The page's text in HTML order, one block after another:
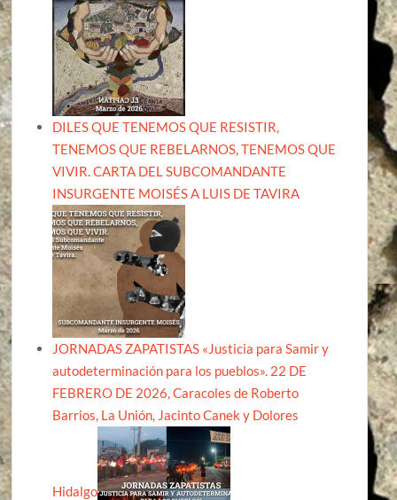
DILES QUE TENEMOS QUE RESISTIR,
TENEMOS QUE REBELARNOS, TENEMOS QUE
VIVIR. CARTA DEL SUBCOMANDANTE
INSURGENTE MOISÉS A LUIS DE TAVIRA
JORNADAS ZAPATISTAS «Justicia para Samir y
autodeterminación para los pueblos». 22 DE
FEBRERO DE 2026, Caracoles de Roberto
Barrios, La Unión, Jacinto Canek y Dolores
Hidalgo